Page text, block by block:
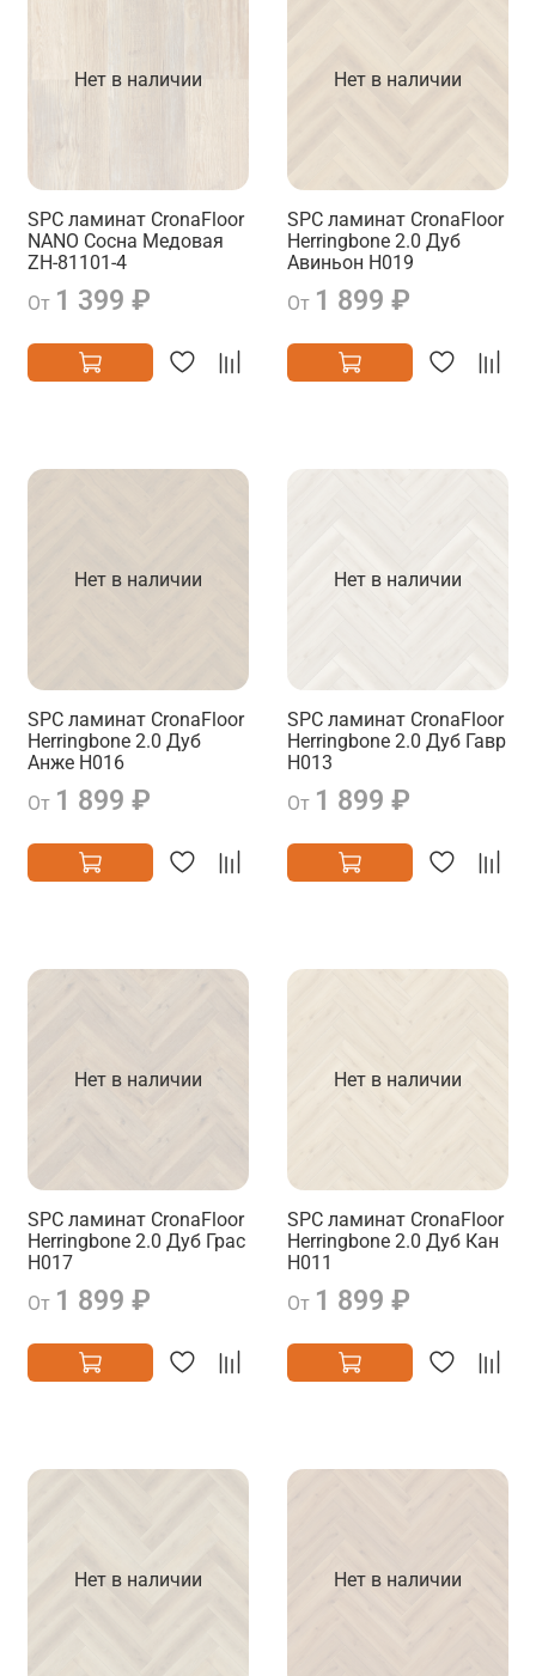
Нет в наличии
SPC ламинат CronaFloor
NANO Сосна Медовая
ZH-81101-4
От 1 399 ₽
Нет в наличии
SPC ламинат CronaFloor
Herringbone 2.0 Дуб
Авиньон H019
От 1 899 ₽
Нет в наличии
SPC ламинат CronaFloor
Herringbone 2.0 Дуб
Анже H016
От 1 899 ₽
Нет в наличии
SPC ламинат CronaFloor
Herringbone 2.0 Дуб Гавр
H013
От 1 899 ₽
Нет в наличии
SPC ламинат CronaFloor
Herringbone 2.0 Дуб Грас
H017
От 1 899 ₽
Нет в наличии
SPC ламинат CronaFloor
Herringbone 2.0 Дуб Кан
H011
От 1 899 ₽
Нет в наличии Нет в наличии